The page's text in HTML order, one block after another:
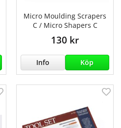
Micro Moulding Scrapers
C / Micro Shapers C
130 kr
Info Köp